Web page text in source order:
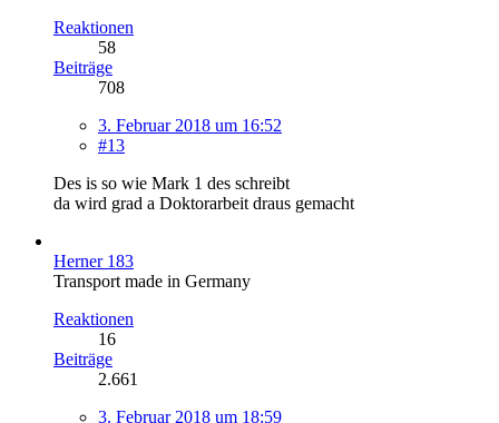
Reaktionen
58
Beiträge
708
3. Februar 2018 um 16:52
#13
Des is so wie Mark 1 des schreibt
da wird grad a Doktorarbeit draus gemacht
Herner 183
Transport made in Germany
Reaktionen
16
Beiträge
2.661
3. Februar 2018 um 18:59